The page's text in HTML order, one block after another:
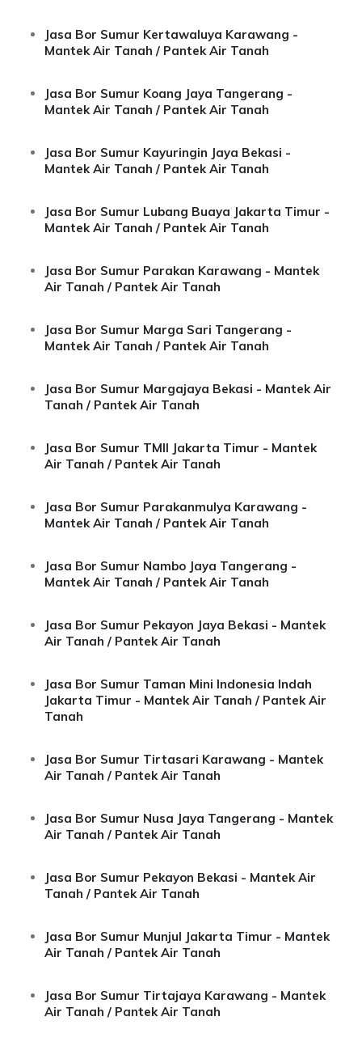
Jasa Bor Sumur Kertawaluya Karawang -
Mantek Air Tanah / Pantek Air Tanah
Jasa Bor Sumur Koang Jaya Tangerang -
Mantek Air Tanah / Pantek Air Tanah
Jasa Bor Sumur Kayuringin Jaya Bekasi -
Mantek Air Tanah / Pantek Air Tanah
Jasa Bor Sumur Lubang Buaya Jakarta Timur -
Mantek Air Tanah / Pantek Air Tanah
Jasa Bor Sumur Parakan Karawang - Mantek
Air Tanah / Pantek Air Tanah
Jasa Bor Sumur Marga Sari Tangerang -
Mantek Air Tanah / Pantek Air Tanah
Jasa Bor Sumur Margajaya Bekasi - Mantek Air
Tanah / Pantek Air Tanah
Jasa Bor Sumur TMII Jakarta Timur - Mantek
Air Tanah / Pantek Air Tanah
Jasa Bor Sumur Parakanmulya Karawang -
Mantek Air Tanah / Pantek Air Tanah
Jasa Bor Sumur Nambo Jaya Tangerang -
Mantek Air Tanah / Pantek Air Tanah
Jasa Bor Sumur Pekayon Jaya Bekasi - Mantek
Air Tanah / Pantek Air Tanah
Jasa Bor Sumur Taman Mini Indonesia Indah
Jakarta Timur - Mantek Air Tanah / Pantek Air
Tanah
Jasa Bor Sumur Tirtasari Karawang - Mantek
Air Tanah / Pantek Air Tanah
Jasa Bor Sumur Nusa Jaya Tangerang - Mantek
Air Tanah / Pantek Air Tanah
Jasa Bor Sumur Pekayon Bekasi - Mantek Air
Tanah / Pantek Air Tanah
Jasa Bor Sumur Munjul Jakarta Timur - Mantek
Air Tanah / Pantek Air Tanah
Jasa Bor Sumur Tirtajaya Karawang - Mantek
Air Tanah / Pantek Air Tanah